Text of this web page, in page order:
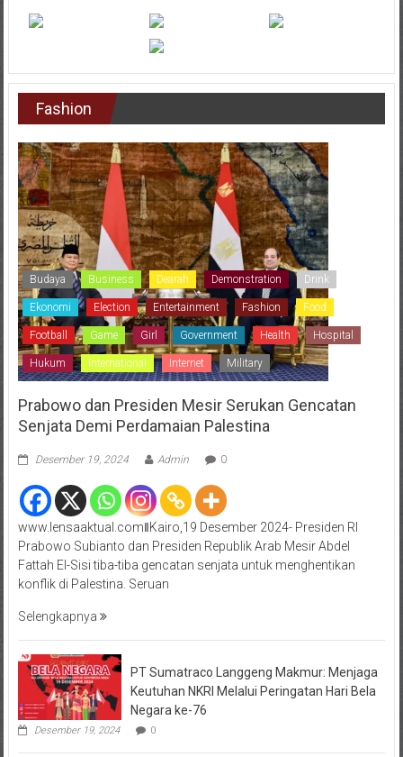
Fashion
Budaya Business Dearah Demonstration Drink
Ekonomi Election Entertainment Fashion Food
Football Game Girl Government Health Hospital
Hukum International Internet Military
Prabowo dan Presiden Mesir Serukan Gencatan
Senjata Demi Perdamaian Palestina
Desember 19, 2024 Admin 0
www.lensaaktual.comǁKairo,19 Desember 2024- Presiden RI
Prabowo Subianto dan Presiden Republik Arab Mesir Abdel
Fattah El-Sisi tiba-tiba gencatan senjata untuk menghentikan
konflik di Palestina. Seruan
Selengkapnya
PT Sumatraco Langgeng Makmur: Menjaga
Keutuhan NKRI Melalui Peringatan Hari Bela
Negara ke-76
Desember 19, 2024 0